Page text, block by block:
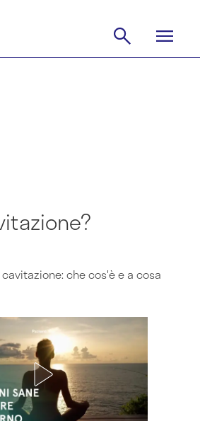
che cos'è e a cosa